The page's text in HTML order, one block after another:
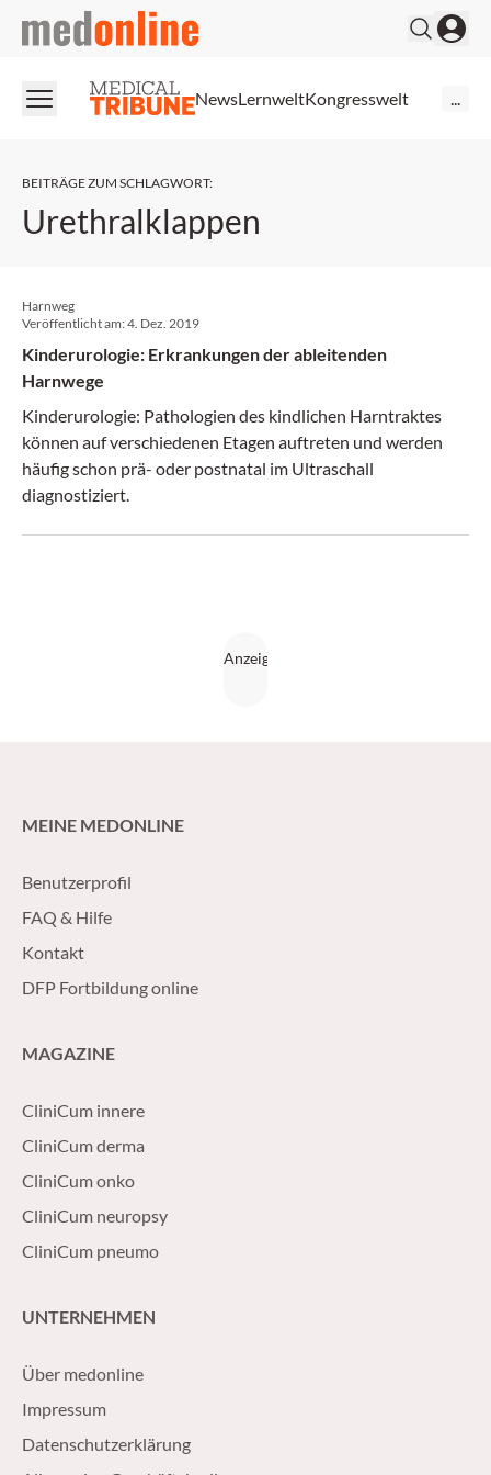
medonline
NewsLernweltKongresswelt
BEITRÄGE ZUM SCHLAGWORT:
Urethralklappen
Harnweg
Veröffentlicht am:4. Dez. 2019
Kinderurologie: Erkrankungen der ableitenden
Harnwege
Kinderurologie: Pathologien des kindlichen Harntraktes
können auf verschiedenen Etagen auftreten und werden
häufig schon prä- oder postnatal im Ultraschall
diagnostiziert.
MEINE MEDONLINE
Benutzerprofil
FAQ & Hilfe
Kontakt
DFP Fortbildung online
MAGAZINE
CliniCum innere
CliniCum derma
CliniCum onko
CliniCum neuropsy
CliniCum pneumo
UNTERNEHMEN
Über medonline
Impressum
Datenschutzerklärung